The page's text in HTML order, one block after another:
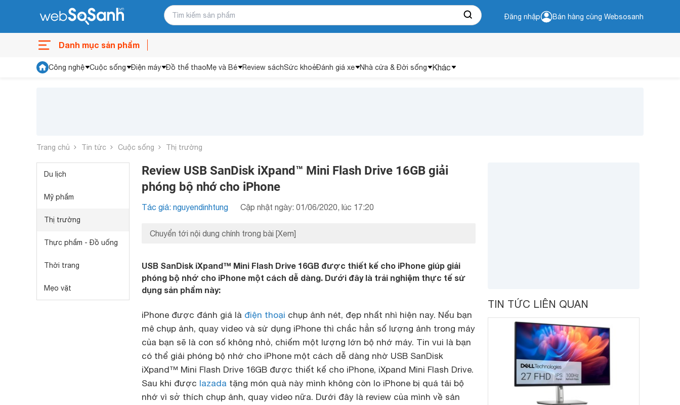
Đăng nhập Bán hàng cùng Websosanh
Danh mục sản phẩm
Công nghệ Cuộc sống Điện máy Đồ thể thaoMẹ và Bé Review sáchSức khoẻĐánh giá xe Nhà cửa & Đời sống Khác
Trang chủ Tin tức Cuộc sống Thị trường
Du lịch
Mỹ phẩm
Thị trường
Thực phẩm - Đồ uống
Thời trang
Mẹo vặt
Review USB SanDisk iXpand™ Mini Flash Drive 16GB giải
phóng bộ nhớ cho iPhone
Tác giả: nguyendinhtung Cập nhật ngày: 01/06/2020, lúc 17:20
Chuyển tới nội dung chính trong bài [Xem]
USB SanDisk iXpand™ Mini Flash Drive 16GB được thiết kế cho iPhone giúp giải
phóng bộ nhớ cho iPhone một cách dễ dàng. Dưới đây là trải nghiệm thực tế sử
dụng sản phẩm này:
iPhone được đánh giá là điện thoại chụp ảnh nét, đẹp nhất nhì hiện nay. Nếu bạn
mê chụp ảnh, quay video và sử dụng iPhone thì chắc hẳn số lượng ảnh trong máy
của bạn sẽ là con số không nhỏ, chiếm một lượng lớn bộ nhớ máy. Tin vui là bạn
có thể giải phóng bộ nhớ cho iPhone một cách dễ dàng nhờ USB SanDisk
iXpand™ Mini Flash Drive 16GB được thiết kế cho iPhone, iXpand Mini Flash Drive.
Sau khi được lazada tặng món quà này mình không còn lo iPhone bị quá tải bộ
nhớ vì sở thích chụp ảnh, quay video nữa. Dưới đây là review của mình về sản
TIN TỨC LIÊN QUAN